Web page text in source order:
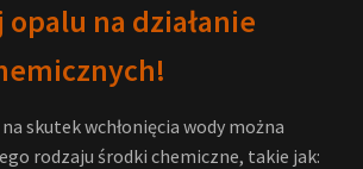
opalu na działanie
skutek wchłonięcia wody można
rodzaju środki chemiczne, takie jak: